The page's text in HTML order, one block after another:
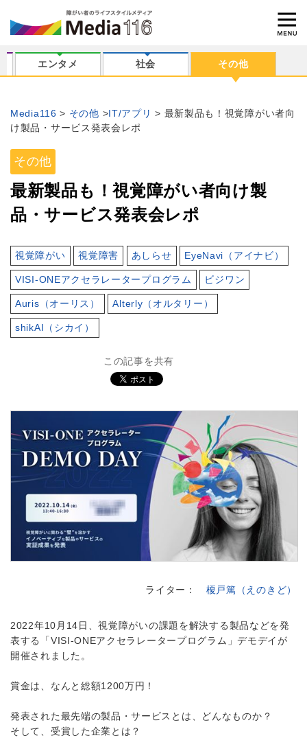
エンタメ 社会 その他
Media116 その他 IT/アプリ
最新製品も！視覚障がい者向
け製品・サービス発表会レポ
その他
最新製品も！視覚障がい者向け製
品・サービス発表会レポ
視覚障がい 視覚障害 あしらせ EyeNavi（アイナビ）
VISI-ONEアクセラレータープログラム ビジワン
Auris（オーリス） Alterly（オルタリー）
shikAI（シカイ）
この記事を共有
ライター： 榎戸篤（えのきど）
2022年10月14日、視覚障がいの課題を解決する製品などを発
表する「VISI-ONEアクセラレータープログラム」デモデイが
開催されました。
賞金は、なんと総額1200万円！
発表された最先端の製品・サービスとは、どんなものか？
そして、受賞した企業とは？